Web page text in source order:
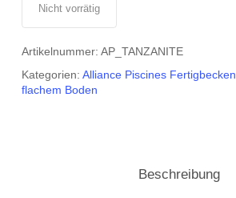
Nicht vorrätig
Artikelnummer: AP_TANZANITE
Kategorien: Alliance Piscines Fertigbecken
flachem Boden
Beschreibung